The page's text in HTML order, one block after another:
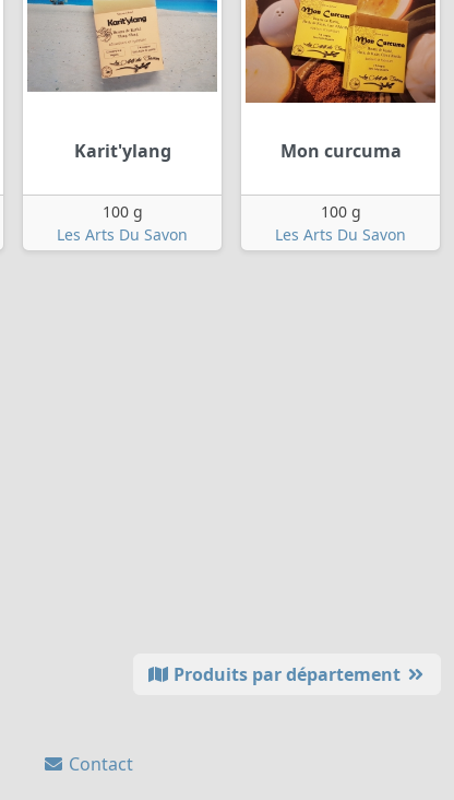
Karit'ylang
100 g
Les Arts Du Savon
Mon curcuma
100 g
Les Arts Du Savon
Produits par département
Contact